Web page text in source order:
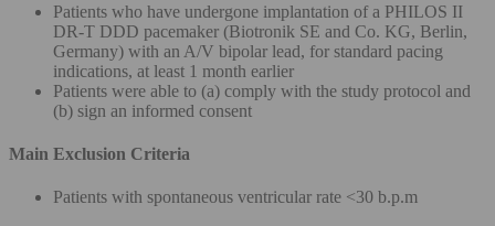
Patients who have undergone implantation of a PHILOS II
DR-T DDD pacemaker (Biotronik SE and Co. KG, Berlin,
Germany) with an A/V bipolar lead, for standard pacing
indications, at least 1 month earlier
Patients were able to (a) comply with the study protocol and
(b) sign an informed consent
Main Exclusion Criteria
Patients with spontaneous ventricular rate <30 b.p.m